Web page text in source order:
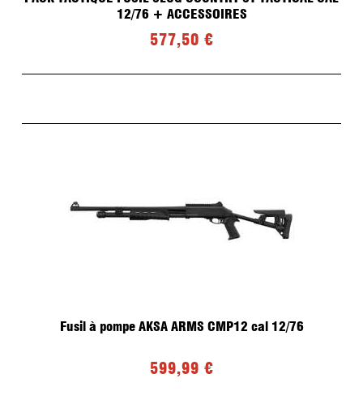
Recalibreur d'ogives LYMAN
Presse de recalibrage d'ogives
Accessoires
12/76 + ACCESSOIRES
577,50 €
Fusil à pompe AKSA ARMS CMP12 cal 12/76
599,99 €